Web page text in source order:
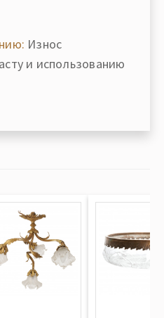
Износ
и использованию